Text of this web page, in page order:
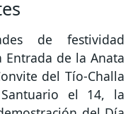
de festividad
de la Anata
del Tío-Challa
el 14, la